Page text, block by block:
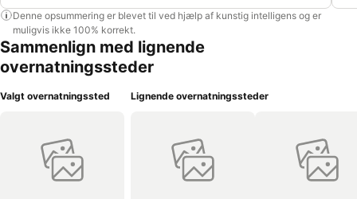
Denne opsummering er blevet til ved hjælp af kunstig intelligens og er
muligvis ikke 100% korrekt.
Sammenlign med lignende
overnatningssteder
Valgt overnatningssted Lignende overnatningssteder